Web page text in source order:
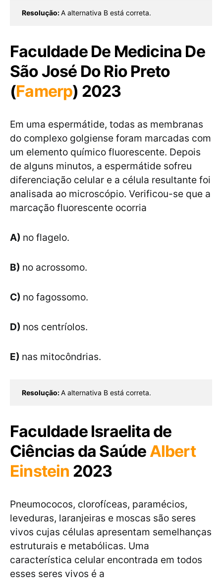
Resolução: A alternativa B está correta.
Faculdade De Medicina De
São José Do Rio Preto
(Famerp) 2023
Em uma espermátide, todas as membranas
do complexo golgiense foram marcadas com
um elemento químico fluorescente. Depois
de alguns minutos, a espermátide sofreu
diferenciação celular e a célula resultante foi
analisada ao microscópio. Verificou-se que a
marcação fluorescente ocorria
A) no flagelo.
B) no acrossomo.
C) no fagossomo.
D) nos centríolos.
E) nas mitocôndrias.
Resolução: A alternativa B está correta.
Faculdade Israelita de
Ciências da Saúde Albert
Einstein 2023
Pneumococos, clorofíceas, paramécios,
leveduras, laranjeiras e moscas são seres
vivos cujas células apresentam semelhanças
estruturais e metabólicas. Uma
característica celular encontrada em todos
esses seres vivos é a